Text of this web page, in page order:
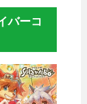
バーコ